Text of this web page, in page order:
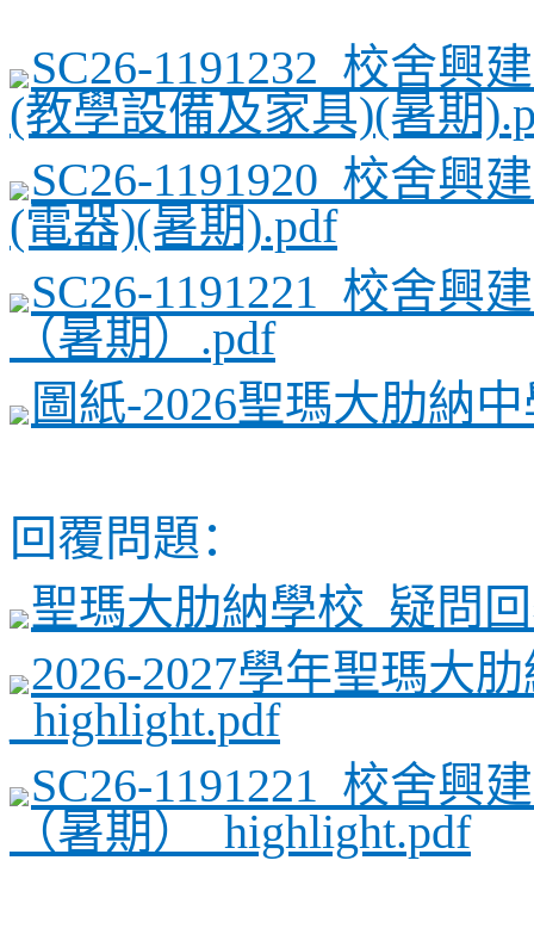
SC26-1191232_校舍興
(教學設備及家具)(暑期
SC26-1191920_校舍興
(電器)(暑期).pdf
SC26-1191221_校舍興
（暑期）.pdf
圖紙-2026聖瑪大肋納
回覆問題：
聖瑪大肋納學校_疑問
2026-2027學年聖瑪大
_highlight.pdf
SC26-1191221_校舍興
（暑期）_highlight.pdf